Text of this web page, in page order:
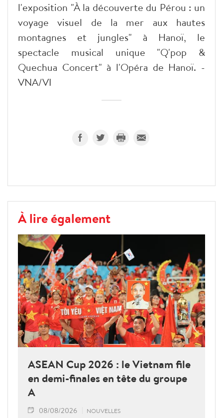
l'exposition "À la découverte du Pérou : un
voyage visuel de la mer aux hautes
montagnes et jungles" à Hanoï, le
spectacle musical unique "Q'pop &
Quechua Concert" à l'Opéra de Hanoï. -
VNA/VI
À lire également
ASEAN Cup 2026 : le Vietnam file
en demi-finales en tête du groupe
A
08/08/2026 NOUVELLES